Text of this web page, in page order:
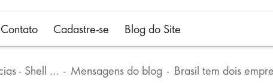
Contato Cadastre-se Blog do Site
Blog de Notícias - Shell Iniciativa Jovem Mensagens do blog